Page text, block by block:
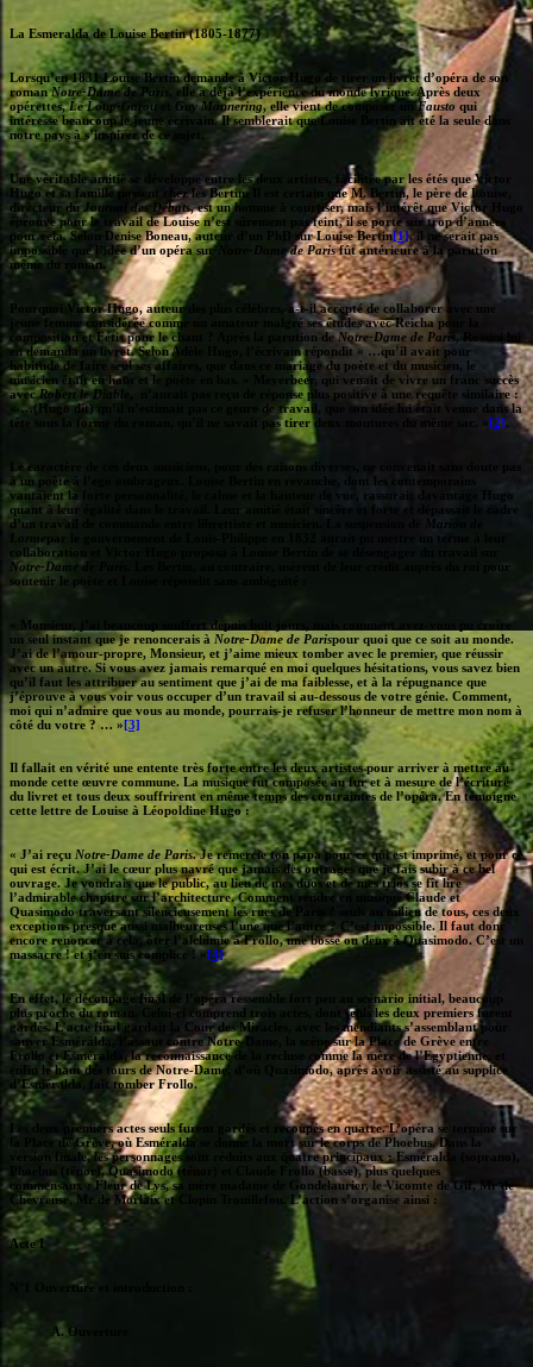
La Esmeralda de Louise Bertin (1805-1877)
Lorsqu’en 1831 Louise Bertin demande à Victor Hugo de tirer un livret d’opéra de son
romanNotre-Dame de Paris, elle a déjà l’expérience du monde lyrique. Après deux
opérettes,Le Loup-Garou et Guy Mannering, elle vient de composer unFausto qui
intéresse beaucoup le jeune écrivain. Il semblerait que Louise Bertin ait été la seule dans
notre pays à s’inspirer de ce sujet.
Une véritable amitié se développe entre les deux artistes, facilitée par les étés que Victor
Hugo et sa famille passent chez les Bertin. Il est certain que M. Bertin, le père de Louise,
directeur duJournal des Débats, est un homme à courtiser, mais l’intérêt que Victor Hugo
éprouve pour le travail de Louise n’est sûrement pas feint, il se porte sur trop d’années
pour cela. Selon Denise Boneau, auteur d’un PhD sur Louise Bertin[1], il ne serait pas
impossible que l’idée d’un opéra sur Notre-Dame de Parisfût antérieure à la parution
même du roman.
Pourquoi Victor Hugo, auteur des plus célèbres, a-t-il accepté de collaborer avec une
jeune femme considérée comme un amateur malgré ses études avec Reicha pour la
composition et Fétis pour le chant ? Après la parution deNotre-Dame de Paris , Rossini lui
en demanda un livret. Selon Adèle Hugo, l’écrivain répondit « …qu’il avait pour
habitude de faire seul ses affaires, que dans ce mariage du poète et du musicien, le
musicien était en haut et le poète en bas. » Meyerbeer, qui venait de vivre un franc succès
avecRobert le Diable , n’aurait pas reçu de réponse plus positive à une requête similaire :
« …(Hugo dit) qu’il n’estimait pas ce genre de travail, que son idée lui était venue dans la
tête sous la forme du roman, qu’il ne savait pas tirer deux moutures du même sac. » [2].
Le caractère de ces deux musiciens, pour des raisons diverses, ne convenait sans doute pas
à un poète à l’ego ombrageux. Louise Bertin en revanche, dont les contemporains
vantaient la forte personnalité, le calme et la hauteur de vue, rassurait davantage Hugo
quant à leur égalité dans le travail. Leur amitié était sincère et forte et dépassait le cadre
d’un travail de commande entre librettiste et musicien. La suspension de
Marion de
Lorme par le gouvernement de Louis-Philippe en 1832 aurait pu mettre un terme à leur
collaboration et Victor Hugo proposa à Louise Bertin de se désengager du travail sur
Notre-Dame de Paris
. Les Bertin, au contraire, usèrent de leur crédit auprès du roi pour
soutenir le poète et Louise répondit sans ambiguïté :
« Monsieur, j’ai beaucoup souffert depuis huit jours, mais comment avez-vous pu croire
un seul instant que je renoncerais à Notre-Dame de Parispour quoi que ce soit au monde.
J’ai de l’amour-propre, Monsieur, et j’aime mieux tomber avec le premier, que réussir
avec un autre. Si vous avez jamais remarqué en moi quelques hésitations, vous savez bien
qu’il faut les attribuer au sentiment que j’ai de ma faiblesse, et à la répugnance que
j’éprouve à vous voir vous occuper d’un travail si au-dessous de votre génie. Comment,
moi qui n’admire que vous au monde, pourrais-je refuser l’honneur de mettre mon nom à
côté du votre ? … »[3]
Il fallait en vérité une entente très forte entre les deux artistes pour arriver à mettre au
monde cette œuvre commune. La musique fut composée au fur et à mesure de l’écriture
du livret et tous deux souffrirent en même temps des contraintes de l’opéra. En témoigne
cette lettre de Louise à Léopoldine Hugo :
« J’ai reçu Notre-Dame de Paris. Je remercie ton papa pour ce qui est imprimé, et pour ce
qui est écrit. J’ai le cœur plus navré que jamais des outrages que je fais subir à ce bel
ouvrage. Je voudrais que le public, au lieu de mes duos et de mes trios se fît lire
l’admirable chapitre sur l’architecture. Comment rendre en musique Claude et
Quasimodo traversant silencieusement les rues de Paris ? seuls au milieu de tous, ces deux
exceptions presque aussi malheureuses l’une que l’autre ? C’est impossible. Il faut donc
encore renoncer à cela, ôter l’alchimie à Frollo, une bosse ou deux à Quasimodo. C’est un
massacre ! et j’en suis complice ! » [4]
En effet, le découpage final de l’opéra ressemble fort peu au scénario initial, beaucoup
plus proche du roman. Celui-ci comprend trois actes, dont seuls les deux premiers furent
gardés. L’acte final gardait la Cour des Miracles, avec les mendiants s’assemblant pour
sauver Esméralda, l’assaut contre Notre-Dame, la scène sur la Place de Grève entre
Frollo et Esméralda, la reconnaissance de la recluse comme la mère de l’Egyptienne, et
enfin le haut des tours de Notre-Dame, d’où Quasimodo, après avoir assisté au supplice
d’Esméralda, fait tomber Frollo.
Les deux premiers actes seuls furent gardés et recoupés en quatre. L’opéra se termine sur
la Place de Grève, où Esméralda se donne la mort sur le corps de Phoebus. Dans la
version finale, les personnages sont réduits aux quatre principaux : Esméralda (soprano),
Phoebus (ténor), Quasimodo (ténor) et Claude Frollo (basse), plus quelques
commensaux : Fleur de Lys, sa mère madame de Gondelaurier, le Vicomte de Gif, Mr de
Chevreuse, Mr de Morlaix et Clopin Trouillefou. L’action s’organise ainsi :
Acte I
N°1 Ouverture et introduction :
A. Ouverture